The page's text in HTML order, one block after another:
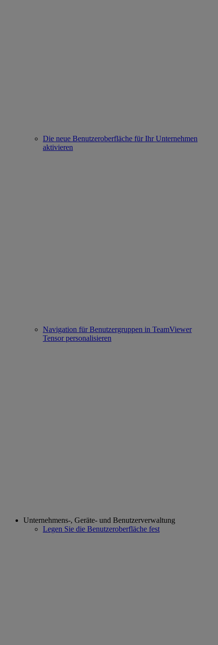
Die neue Benutzeroberfläche für Ihr Unternehmen
aktivieren
Navigation für Benutzergruppen in TeamViewer
Tensor personalisieren
Unternehmens-, Geräte- und Benutzerverwaltung
Legen Sie die Benutzeroberfläche fest